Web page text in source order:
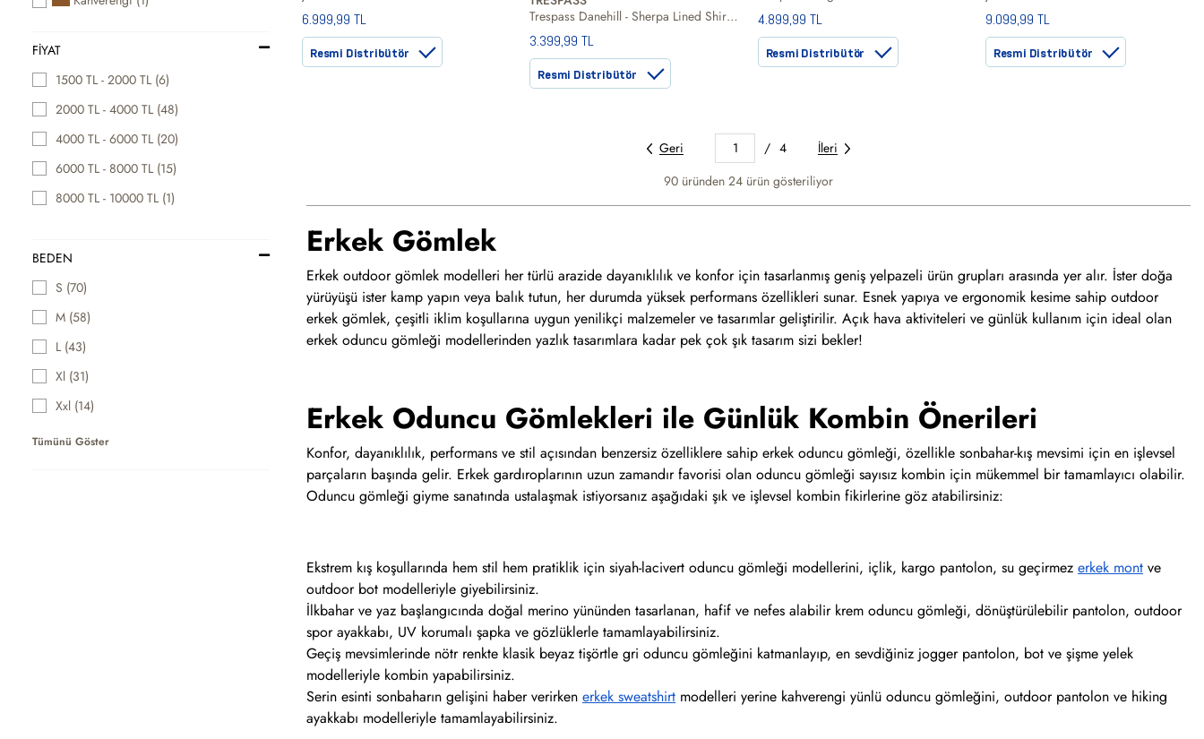
FIYAT
1500 TL - 2000 TL (6)
2000 TL - 4000 TL (48)
4000 TL - 6000 TL (20)
6000 TL - 8000 TL (15)
8000 TL - 10000 TL (1)
BEDEN
S (70)
M (58)
L (43)
Xl (31)
Xxl (14)
Tümünü Göster
6.999,99 TL
Resmi Distribütör
Trespass Danehill - Sherpa Lined Shirt Erkek Gri Gömlek
3.399,99 TL
Resmi Distribütör
4.899,99 TL
Resmi Distribütör
9.099,99 TL
Resmi Distribütör
Geri 1 / 4
İleri
90 üründen 24 ürün gösteriliyor
Erkek Gömlek
Erkek outdoor gömlek modelleri her türlü arazide dayanıklılık ve konfor için tasarlanmış geniş yelpazeli ürün grupları arasında yer alır. İster doğa
yürüyüşü ister kamp yapın veya balık tutun, her durumda yüksek performans özellikleri sunar. Esnek yapıya ve ergonomik kesime sahip outdoor
erkek gömlek, çeşitli iklim koşullarına uygun yenilikçi malzemeler ve tasarımlar geliştirilir. Açık hava aktiviteleri ve günlük kullanım için ideal olan
erkek oduncu gömleği modellerinden yazlık tasarımlara kadar pek çok şık tasarım sizi bekler!
Erkek Oduncu Gömlekleri ile Günlük Kombin Önerileri
Konfor, dayanıklılık, performans ve stil açısından benzersiz özelliklere sahip erkek oduncu gömleği, özellikle sonbahar-kış mevsimi için en işlevsel
parçaların başında gelir. Erkek gardıroplarının uzun zamandır favorisi olan oduncu gömleği sayısız kombin için mükemmel bir tamamlayıcı olabilir.
Oduncu gömleği giyme sanatında ustalaşmak istiyorsanız aşağıdaki şık ve işlevsel kombin fikirlerine göz atabilirsiniz:
Ekstrem kış koşullarında hem stil hem pratiklik için siyah-lacivert oduncu gömleği modellerini, içlik, kargo pantolon, su geçirmez erkek mont ve
outdoor bot modelleriyle giyebilirsiniz.
İlkbahar ve yaz başlangıcında doğal merino yününden tasarlanan, hafif ve nefes alabilir krem oduncu gömleği, dönüştürülebilir pantolon, outdoor
spor ayakkabı, UV korumalı şapka ve gözlüklerle tamamlayabilirsiniz.
Geçiş mevsimlerinde nötr renkte klasik beyaz tişörtle gri oduncu gömleğini katmanlayıp, en sevdiğiniz jogger pantolon, bot ve şişme yelek
modelleriyle kombin yapabilirsiniz.
Serin esinti sonbaharın gelişini haber verirken erkek sweatshirt modelleri yerine kahverengi yünlü oduncu gömleğini, outdoor pantolon ve hiking
ayakkabı modelleriyle tamamlayabilirsiniz.